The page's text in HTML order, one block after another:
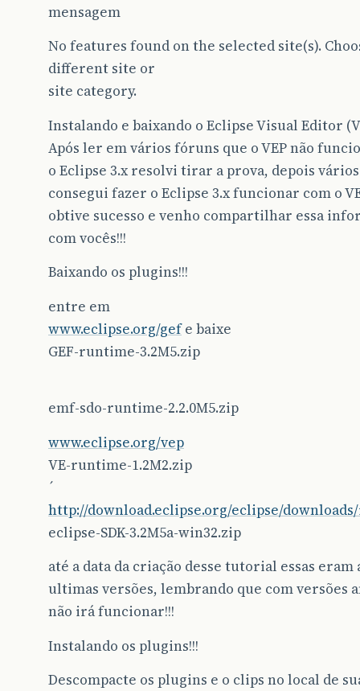
mensagem
No features found on the selected site(s).
different site or
site category.
Instalando e baixando o Eclipse Visual Editor
Após ler em vários fóruns que o VEP não
o Eclipse 3.x resolvi tirar a prova, depois
consegui fazer o Eclipse 3.x funcionar com o
obtive sucesso e venho compartilhar essa
com vocês!!!
Baixando os plugins!!!
entre em
www.eclipse.org/gefe baixe
GEF-runtime-3.2M5.zip
emf-sdo-runtime-2.2.0M5.zip
www.eclipse.org/vep
VE-runtime-1.2M2.zip
´
http://download.eclipse.org/eclipse/
eclipse-SDK-3.2M5a-win32.zip
até a data da criação desse tutorial essas eram
ultimas versões, lembrando que com versões
não irá funcionar!!!
Instalando os plugins!!!
Descompacte os plugins e o clips no local de